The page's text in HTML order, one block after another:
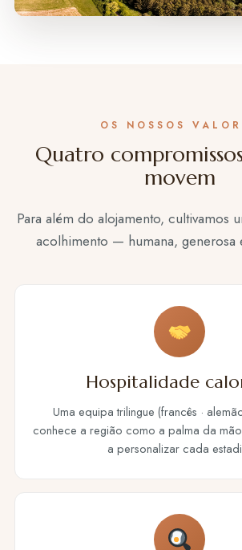
OS NOSSOS
Quatro
movem
Para além do alojamento, cultivamos
acolhimento — humana, generosa
Hospitalidade
Uma equipa trilingue (francês ·
conhece a região como a palma da
a personalizar cada